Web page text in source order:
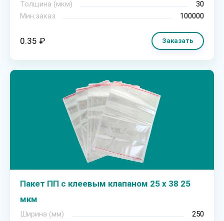
Толщина (мкм)
30
Мин.заказ
100000
0.35 ₽ Заказать
Пакет ПП с клеевым клапаном 25 х 38 25
мкм
Ширина (мм)
250